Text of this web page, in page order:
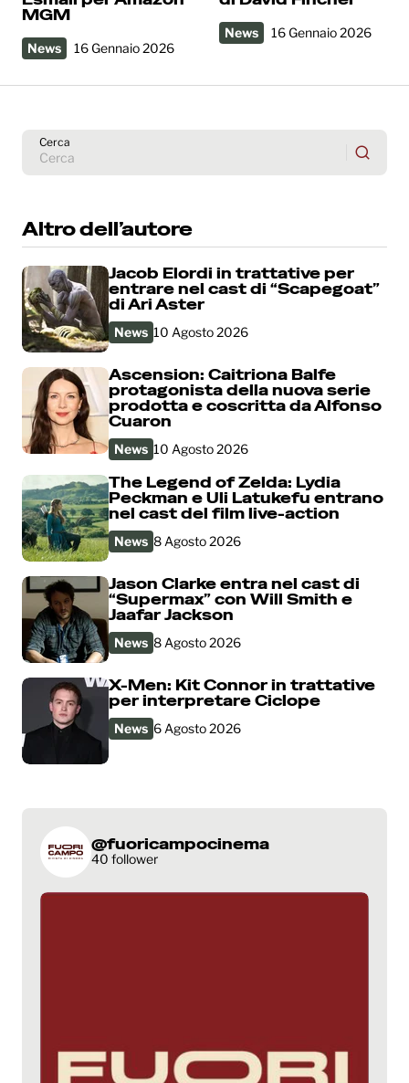
MGM
News 16 Gennaio 2026
News 16 Gennaio 2026
Cerca
Altro dell’autore
Jacob Elordi in trattative per
entrare nel cast di “Scapegoat”
di Ari Aster
News 10 Agosto 2026
Ascension: Caitriona Balfe
protagonista della nuova serie
prodotta e coscritta da Alfonso
Cuaron
News 10 Agosto 2026
The Legend of Zelda: Lydia
Peckman e Uli Latukefu entrano
nel cast del film live-action
News 8 Agosto 2026
Jason Clarke entra nel cast di
“Supermax” con Will Smith e
Jaafar Jackson
News 8 Agosto 2026
X-Men: Kit Connor in trattative
per interpretare Ciclope
News 6 Agosto 2026
@fuoricampocinema
40 follower